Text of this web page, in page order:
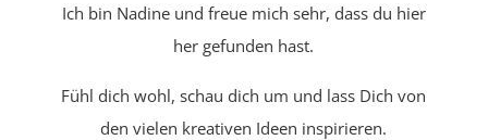
Ich bin Nadine und freue mich sehr, dass du hier
her gefunden hast.
Fühl dich wohl, schau dich um und lass Dich von
den vielen kreativen Ideen inspirieren.